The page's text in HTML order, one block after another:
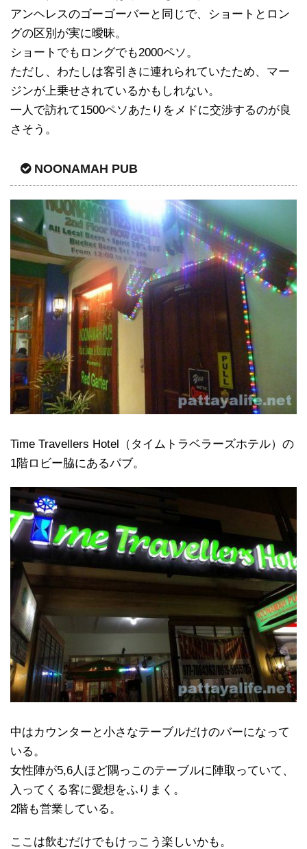
アンヘレスのゴーゴーバーと同じで、ショートとロン
グの区別が実に曖昧。
ショートでもロングでも2000ペソ。
ただし、わたしは客引きに連れられていたため、マー
ジンが上乗せされているかもしれない。
一人で訪れて1500ペソあたりをメドに交渉するのが良
さそう。
NOONAMAH PUB
Time Travellers Hotel（タイムトラベラーズホテル）の
1階ロビー脇にあるパブ。
中はカウンターと小さなテーブルだけのバーになって
いる。
女性陣が5,6人ほど隅っこのテーブルに陣取っていて、
入ってくる客に愛想をふりまく。
2階も営業している。
ここは飲むだけでもけっこう楽しいかも。